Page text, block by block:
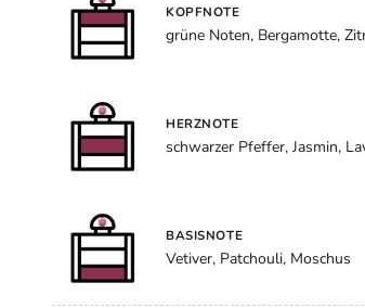
KOPFNOTE
grüne Noten, Bergamotte,
HERZNOTE
schwarzer Pfeffer, Jasmin,
BASISNOTE
Vetiver, Patchouli, Moschus